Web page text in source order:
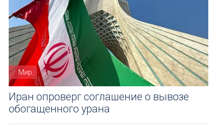
Мир
Иран опроверг соглашение о вывозе
обогащенного урана